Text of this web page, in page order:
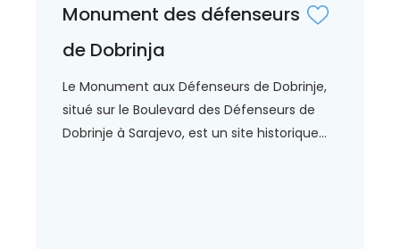
Monument des défenseurs
de Dobrinja
Le Monument aux Défenseurs de Dobrinje,
situé sur le Boulevard des Défenseurs de
Dobrinje à Sarajevo, est un site historique...